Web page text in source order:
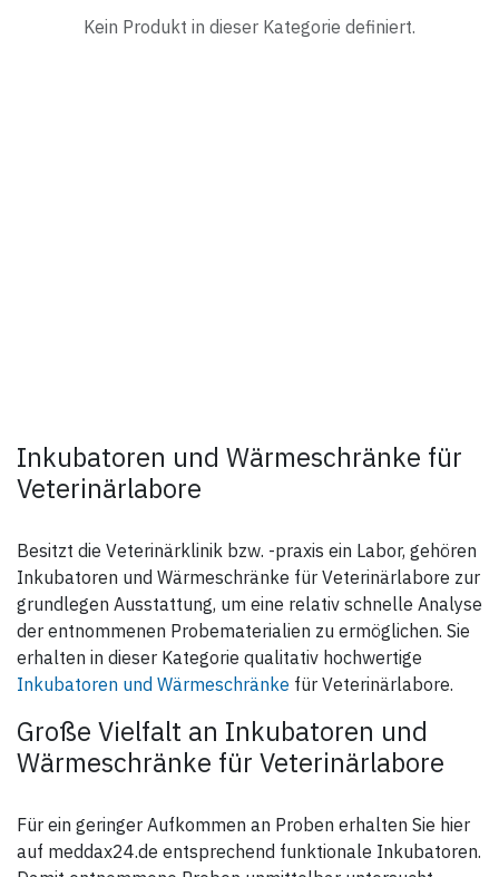
Kein Produkt in dieser Kategorie definiert.
Inkubatoren und Wärmeschränke für
Veterinärlabore
Besitzt die Veterinärklinik bzw. -praxis ein Labor, gehören
Inkubatoren und Wärmeschränke für Veterinärlabore zur
grundlegen Ausstattung, um eine relativ schnelle Analyse
der entnommenen Probematerialien zu ermöglichen. Sie
erhalten in dieser Kategorie qualitativ hochwertige
Inkubatoren und Wärmeschränke für Veterinärlabore.
Große Vielfalt an Inkubatoren und
Wärmeschränke für Veterinärlabore
Für ein geringer Aufkommen an Proben erhalten Sie hier
auf meddax24.de entsprechend funktionale Inkubatoren.